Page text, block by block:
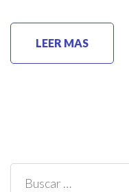
LEER MAS
Buscar: